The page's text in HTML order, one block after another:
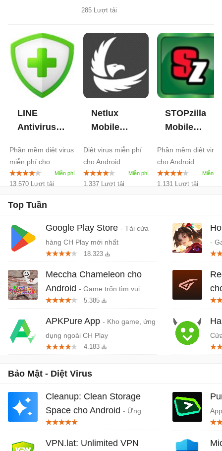
285 Lượt tải
LINE
Antivirus
Android1.0
Phần mềm diệt virus
miễn phí cho
Android
13.570 Lượt tải
Netlux
Mobile
Android1.0
Diệt virus miễn phí
cho Android
1.337 Lượt tải
STOPzilla
Mobile
Android1.1
Phần mềm diệt virus
cho Android
1.131 Lượt tải
Top Tuần
Google Play Store - Tải cửa
hàng CH Play mới nhất
18.323
Meccha Chameleon cho
Android - Game trốn tìm vui
nhộn nhiều người chơi
5.385
APKPure App - Kho game, ứng
dụng ngoài CH Play
4.183
-
Da
Bảo Mật - Diệt Virus
Cleanup: Clean Storage
Space cho Android - Ứng
dụng hỗ trợ dọn dẹp dung lượng
VPN.lat: Unlimited VPN